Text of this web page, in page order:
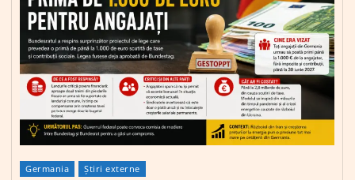
Germania Știri externe